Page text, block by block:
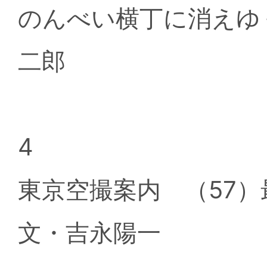
のんべい横丁に消え
二郎
4
東京空撮案内 （57
文・吉永陽一